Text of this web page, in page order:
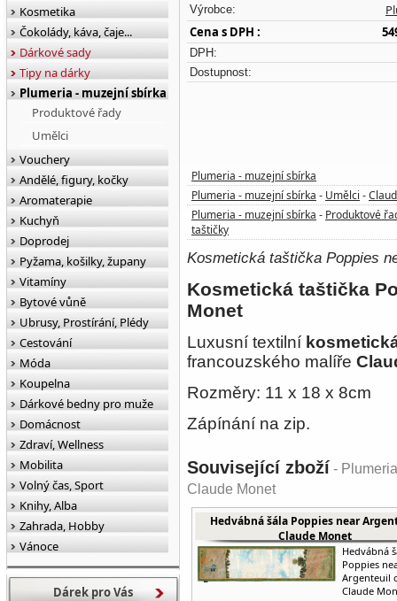
Výrobce:
Cena s DPH :
DPH:
Dostupnost:
Plumeria - muzejní sbírka
Plumeria - muzejní sbírka - Umělci -
Plumeria - muzejní sbírka - Produktové
taštičky
Kosmetická taštička Poppies
Kosmetická taštička
Monet
Luxusní textilní
francouzského malíře
Rozměry: 11 x 18 x 8cm
Zápínání na zip.
Související zboží -
Claude Monet
Hedvábná šála Poppies near
Claude Monet
Hedvábná
Poppies
Argenteuil
Claude
Kosmetika
Čokolády, káva, čaje...
Dárkové sady
Tipy na dárky
Plumeria - muzejní sbírka
Produktové řady
Umělci
Vouchery
Andělé, figury, kočky
Aromaterapie
Kuchyň
Doprodej
Pyžama, košilky, župany
Vitamíny
Bytové vůně
Ubrusy, Prostírání, Plédy
Cestování
Móda
Koupelna
Dárkové bedny pro muže
Domácnost
Zdraví, Wellness
Mobilita
Volný čas, Sport
Knihy, Alba
Zahrada, Hobby
Vánoce
Dárek pro Vás